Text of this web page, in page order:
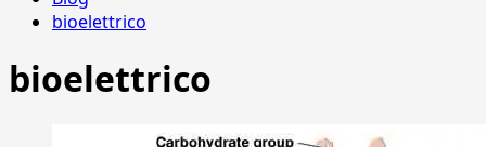
bioelettrico
bioelettrico